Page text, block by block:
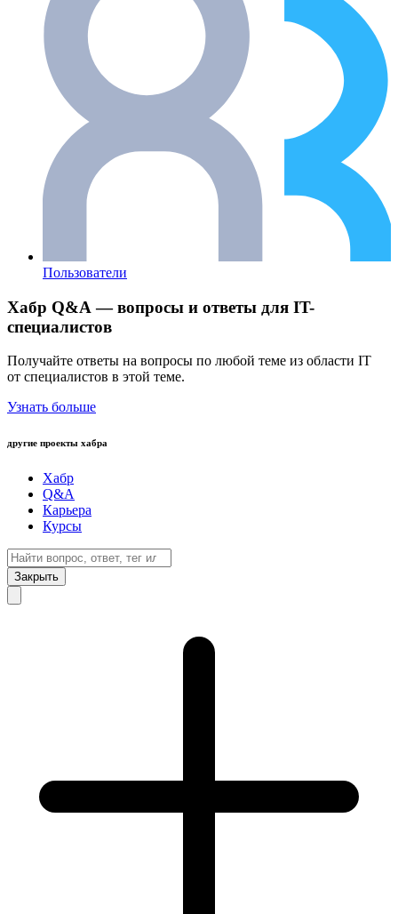
Пользователи
Хабр Q&A — вопросы и ответы для IT-
специалистов
Получайте ответы на вопросы по любой теме из области IT
от специалистов в этой теме.
Узнать больше
другие проекты хабра
Хабр
Q&A
Карьера
Курсы
Закрыть